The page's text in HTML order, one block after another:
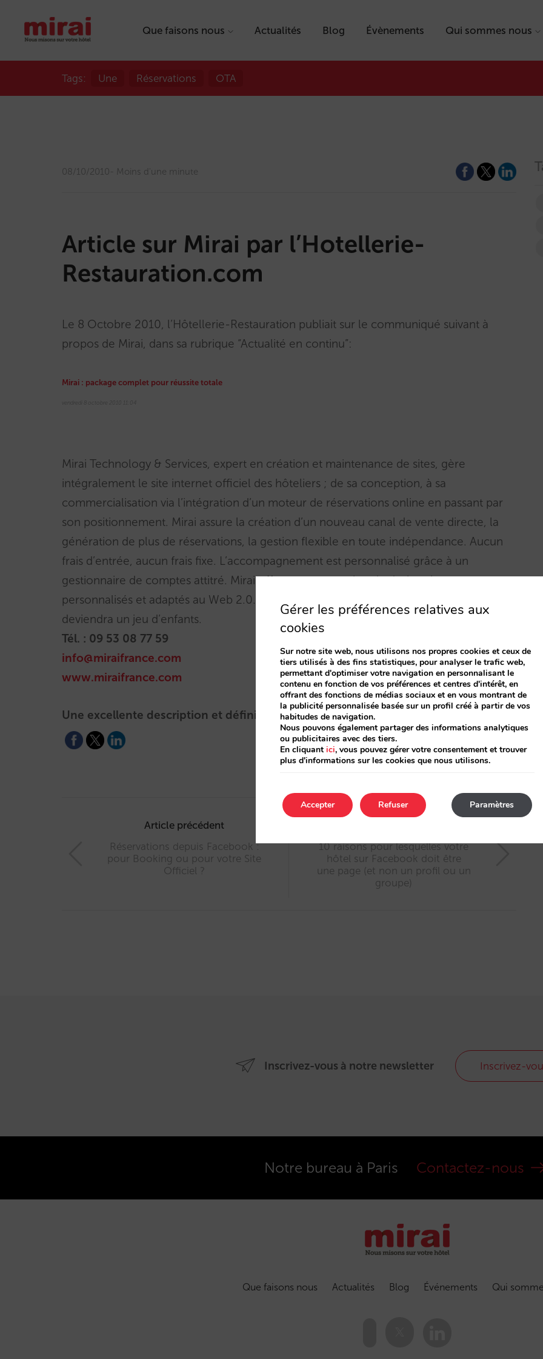
Que faisons nous Actualités Blog Évènements Qui sommes nous
Tags: Une Réservations OTA
08/10/2010 Moins d'une minute
Article sur Mirai par l’Hotellerie-
Restauration.com
Le 8 Octobre 2010, l’Hôtellerie-Restauration publiait sur le communiqué suivant à
propos de Mirai, dans sa rubrique “Actualité en continu”:
Mirai : package complet pour réussite totale
Mirai Technology & Services, expert en création et maintenance de sites, gère
intégralement le site internet officiel des hôteliers ; de sa conception, à sa
commercialisation via l’intégration d’un moteur de réservations online en passant par
son positionnement. Mirai assure la création d’un nouveau canal de vente directe, la
génération de plus de réservations, la gestion flexible en toute indépendance. Aucun
frais d’entrée, aucun frais fixe. L’accompagnement est personnalisé grâce à un
gestionnaire de comptes attitré. Mirai offre une conception de designs innovants,
personnalisés et adaptés au Web 2.0. Avec tout cela, fidéliser la clientèle de l’hôtel
deviendra un jeu d’enfants.
Tél. : 09 53 08 77 59
info@miraifrance.com
www.miraifrance.com
Une excellente description et définition des services et produits de notre société!
Article précédent
Réservations depuis Facebook :
pour Booking ou pour votre Site
Officiel ?
10 raisons pour lesquelles votre
hôtel sur Facebook doit être
une page (et non un profil ou un
groupe)
Inscrivez-vous à notre newsletter Inscrivez-
Notre bureau à Paris Contactez-nous
Que faisons nous Actualités Blog Événements Qui
Gérer les préférences relatives aux
cookies
Sur notre site web, nous utilisons nos propres cookies et ceux de
tiers utilisés à des fins statistiques, pour analyser le trafic web,
permettant d'optimiser votre navigation en personnalisant le
contenu en fonction de vos préférences et centres d'intérêt, en
offrant des fonctions de médias sociaux et en vous montrant de
la publicité personnalisée basée sur un profil créé à partir de vos
habitudes de navigation.
Nous pouvons également partager des informations analytiques
ou publicitaires avec des tiers.
En cliquant ici, vous pouvez gérer votre consentement et trouver
plus d'informations sur les cookies que nous utilisons.
Accepter Paramètres
Refuser